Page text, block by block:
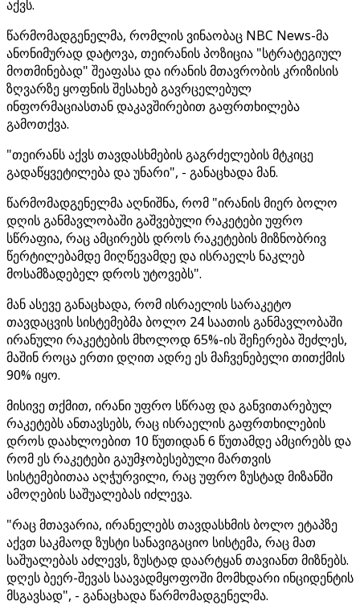
აქვს.
წარმომადგენელმა, რომლის ვინაობაც NBC News-მა
ანონიმურად დატოვა, თეირანის პოზიცია "სტრატეგიულ
მოთმინებად" შეაფასა და ირანის მთავრობის კრიზისის
ზღვარზე ყოფნის შესახებ გავრცელებულ
ინფორმაციასთან დაკავშირებით გაფრთხილება
გამოთქვა.
"თეირანს აქვს თავდასხმების გაგრძელების მტკიცე
გადაწყვეტილება და უნარი", - განაცხადა მან.
წარმომადგენელმა აღნიშნა, რომ "ირანის მიერ ბოლო
დღის განმავლობაში გაშვებული რაკეტები უფრო
სწრაფია, რაც ამცირებს დროს რაკეტების მიზნობრივ
წერტილებამდე მიღწევამდე და ისრაელს ნაკლებ
მოსამზადებელ დროს უტოვებს".
მან ასევე განაცხადა, რომ ისრაელის სარაკეტო
თავდაცვის სისტემებმა ბოლო 24 საათის განმავლობაში
ირანული რაკეტების მხოლოდ 65%-ის შეჩერება შეძლეს,
მაშინ როცა ერთი დღით ადრე ეს მაჩვენებელი თითქმის
90% იყო.
მისივე თქმით, ირანი უფრო სწრაფ და განვითარებულ
რაკეტებს ანთავსებს, რაც ისრაელის გაფრთხილების
დროს დაახლოებით 10 წუთიდან 6 წუთამდე ამცირებს და
რომ ეს რაკეტები გაუმჯობესებული მართვის
სისტემებითაა აღჭურვილი, რაც უფრო ზუსტად მიზანში
ამოღების საშუალებას იძლევა.
"რაც მთავარია, ირანელებს თავდასხმის ბოლო ეტაპზე
აქვთ საკმაოდ ზუსტი სანავიგაციო სისტემა, რაც მათ
საშუალებას აძლევს, ზუსტად დაარტყან თავიანთ მიზნებს.
დღეს ბეერ-შევას საავადმყოფოში მომხდარი ინციდენტის
მსგავსად", - განაცხადა წარმომადგენელმა.